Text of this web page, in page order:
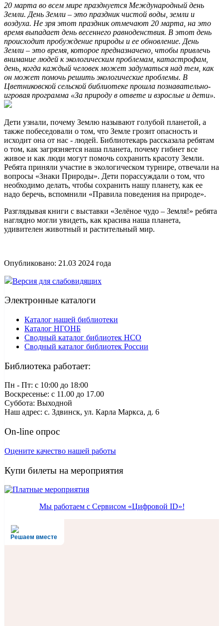
20 марта во всем мире празднуется Международный день
Земли. День Земли – это праздник чистой воды, земли и
воздуха. Не зря этот праздник отмечают 20 марта, на это
время выпадает день весеннего равноденствия. В этот день
происходит пробуждение природы и ее обновление. День
Земли – это время, которое предназначено, чтобы привлечь
внимание людей к экологическим проблемам, катастрофам,
день, когда каждый человек может задуматься над тем, как
он может помочь решить экологические проблемы. В
Цветниковской сельской библиотеке прошла познавательно-
игровая программа «За природу в ответе и взрослые и дети».
Дети узнали, почему Землю называют голубой планетой, а
также побеседовали о том, что Земле грозит опасность и
исходит она от нас - людей. Библиотекарь рассказала ребятам
о том, как загрязняется наша планета, почему гибнет все
живое и как люди могут помочь сохранить красоту Земли.
Ребята приняли участие в экологическом турнире, отвечали на
вопросы «Знаки Природы». Дети порассуждали о том, что
необходимо делать, чтобы сохранить нашу планету, как ее
надо беречь, вспомнили «Правила поведения на природе».
Разглядывая книги с выставки «Зелёное чудо – Земля!» ребята
наглядно могли увидеть, как красива наша планета,
удивителен животный и растительный мир.
Опубликовано: 21.03 2024 года
Версия для слабовидящих
Электронные каталоги
Каталог нашей библиотеки
Каталог НГОНБ
Сводный каталог библиотек НСО
Сводный каталог библиотек России
Библиотека работает:
Пн - Пт: c 10:00 до 18:00
Воскресенье: с 11.00 до 17.00
Суббота: Выходной
Наш адрес: с. Здвинск, ул. Карла Маркса, д. 6
On-line опрос
Оцените качество нашей работы
Купи билеты на мероприятия
Мы работаем с Сервисом «Цифровой ID»!
Решаем вместе